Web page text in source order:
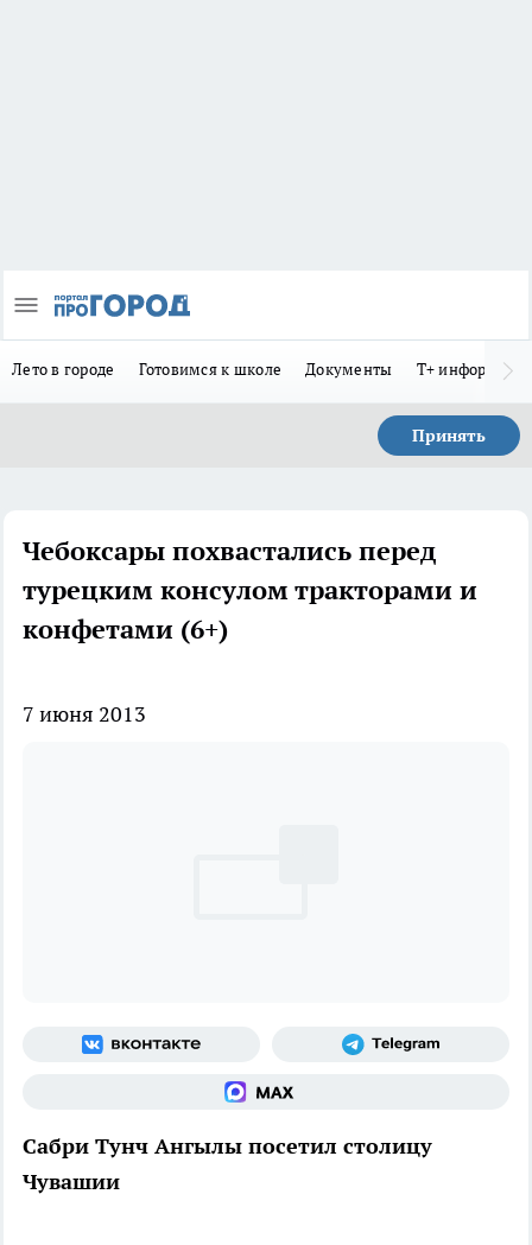
Лето в городе Готовимся к школе Документы Т+
Принять
Чебоксары похвастались перед
турецким консулом тракторами и
конфетами (6+)
7 июня 2013
Сабри Тунч Ангылы посетил столицу
Чувашии